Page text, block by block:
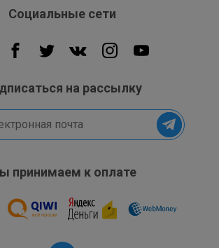
Социальные сети
на рассылку
принимаем к оплате